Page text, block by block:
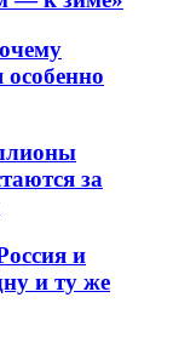
за
и
и ту же